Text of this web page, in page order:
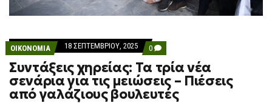
ΟΙΚΟΝΟΜΙΑ 18 ΣΕΠΤΕΜΒΡΊΟΥ, 2025 0 COMMENTS
ON
ΣΥΝΤΆΞΕΙΣ
ΧΗΡΕΊΑΣ:
ΤΑ
ΤΡΊΑ
Συντάξεις χηρείας: Τα τρία νέα
σενάρια για τις μειώσεις – Πιέσεις
από γαλάζιους βουλευτές